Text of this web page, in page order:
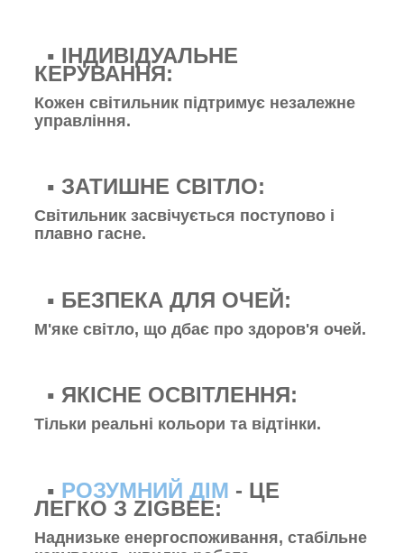
▪️ ІНДИВІДУАЛЬНЕ
КЕРУВАННЯ:
Кожен світильник підтримує незалежне
управління.
▪️ ЗАТИШНЕ СВІТЛО:
Світильник засвічується поступово і
плавно гасне.
▪️ БЕЗПЕКА ДЛЯ ОЧЕЙ:
М'яке світло, що дбає про здоров'я очей.
▪️ ЯКІСНЕ ОСВІТЛЕННЯ:
Тільки реальні кольори та відтінки.
▪️ РОЗУМНИЙ ДІМ - ЦЕ
ЛЕГКО З ZIGBEE:
Наднизьке енергоспоживання, стабільне